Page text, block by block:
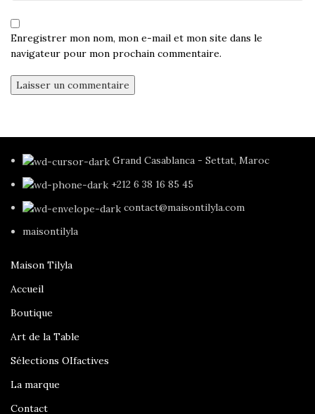
Enregistrer mon nom, mon e-mail et mon site dans le
navigateur pour mon prochain commentaire.
Grand Casablanca - Settat, Maroc
+212 6 38 16 85 45
contact@maisontilyla.com
maisontilyla
Maison Tilyla
Accueil
Boutique
Art de la Table
Sélections OIfactives
La marque
Contact